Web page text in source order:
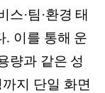
·팀·환경 태
. 이를 통해 운
량과 같은 성
지 단일 화면